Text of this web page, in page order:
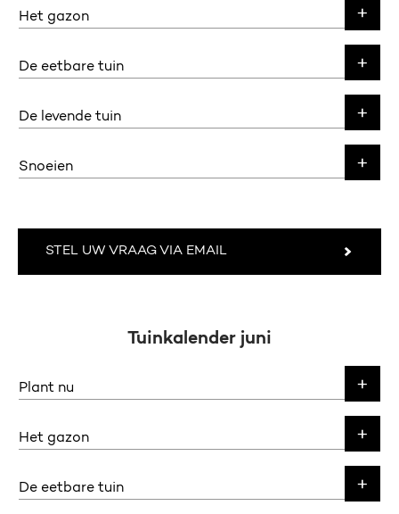
Het gazon
De eetbare tuin
De levende tuin
Snoeien
STEL UW VRAAG VIA EMAIL
Tuinkalender juni
Plant nu
Het gazon
De eetbare tuin